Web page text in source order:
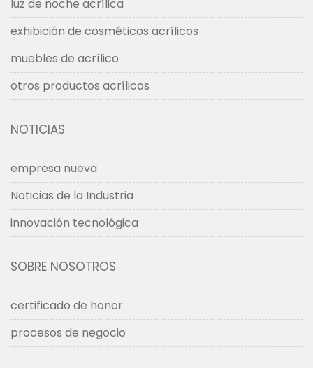
luz de noche acrílica
exhibición de cosméticos acrílicos
muebles de acrílico
otros productos acrílicos
NOTICIAS
empresa nueva
Noticias de la Industria
innovación tecnológica
SOBRE NOSOTROS
certificado de honor
procesos de negocio